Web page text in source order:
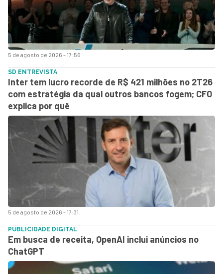
5 de agosto de 2026 - 17:56
5 de agosto de 2026 - 17:31
SD ENTREVISTA
Inter tem lucro recorde de R$ 421 milhões no 2T26
com estratégia da qual outros bancos fogem; CFO
explica por quê
PUBLICIDADE DIGITAL
Em busca de receita, OpenAI inclui anúncios no
ChatGPT